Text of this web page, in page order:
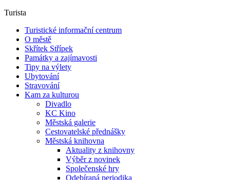
Turista
Turistické informační centrum
O městě
Skřítek Střípek
Památky a zajímavosti
Tipy na výlety
Ubytování
Stravování
Kam za kulturou
Divadlo
KC Kino
Městská galerie
Cestovatelské přednášky
Městská knihovna
Aktuality z knihovny
Výběr z novinek
Společenské hry
Odebíraná periodika